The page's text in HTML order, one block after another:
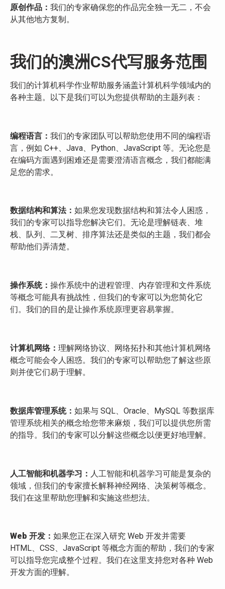
原创作品： 我们的专家确保您的作品完全独一无二，不会
从其他地方复制。
我们的澳洲CS代写服务范围
我们的计算机科学作业帮助服务涵盖计算机科学领域内的
各种主题。以下是我们可以为您提供帮助的主题列表：
编程语言： 我们的专家团队可以帮助您使用不同的编程语
言，例如 C++、Java、Python、JavaScript 等。无论您是
在编码方面遇到困难还是需要澄清语言概念，我们都能满
足您的需求。
数据结构和算法： 如果您发现数据结构和算法令人困惑，
我们的专家可以指导您解决它们。无论是理解链表、堆
栈、队列、二叉树、排序算法还是类似的主题，我们都会
帮助他们弄清楚。
操作系统： 操作系统中的进程管理、内存管理和文件系统
等概念可能具有挑战性，但我们的专家可以为您简化它
们。我们的目的是让操作系统原理更容易掌握。
计算机网络： 理解网络协议、网络拓扑和其他计算机网络
概念可能会令人困惑。我们的专家可以帮助您了解这些原
则并使它们易于理解。
数据库管理系统： 如果与 SQL、Oracle、MySQL 等数据库
管理系统相关的概念给您带来麻烦，我们可以提供您所需
的指导。我们的专家可以分解这些概念以便更好地理解。
人工智能和机器学习： 人工智能和机器学习可能是复杂的
领域，但我们的专家擅长解释神经网络、决策树等概念。
我们在这里帮助您理解和实施这些想法。
Web 开发： 如果您正在深入研究 Web 开发并需要
HTML、CSS、JavaScript 等概念方面的帮助，我们的专家
可以指导您完成整个过程。我们在这里支持您对各种 Web
开发方面的理解。